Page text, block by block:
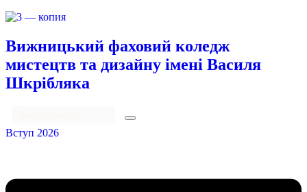
Вижницький фаховий коледж
мистецтв та дизайну імені Василя
Шкрібляка
Вступ 2026